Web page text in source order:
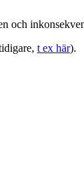
och
t ex här).